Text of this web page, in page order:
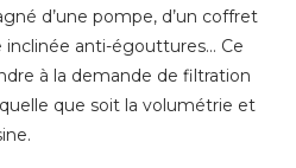
d’une pompe, d’un coffret
inclinée anti-égouttures… Ce
à la demande de filtration
que soit la volumétrie et